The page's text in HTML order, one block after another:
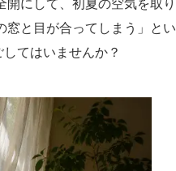
にして、初夏の空気を取り
窓と目が合ってしまう」とい
てはいませんか？